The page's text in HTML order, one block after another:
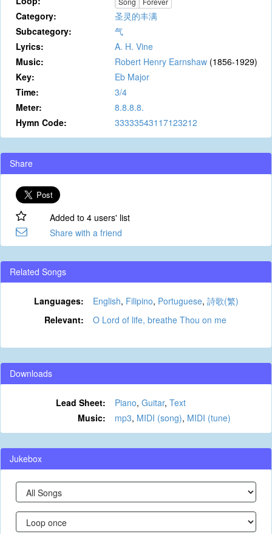
Category:
圣灵的丰满
Subcategory:
气
Lyrics:
A. H. Vine
Music:
Robert Henry Earnshaw (1856-1929)
Key:
Eb Major
Time:
3/4
Meter:
8.8.8.8.
Hymn Code:
33333543117123212
Share
Added to 4 users' list
Share with a friend
Related Songs
Languages: English, Filipino, Portuguese, 詩歌(繁)
Relevant:
O Lord of life, breathe Thou on me
Downloads
Lead Sheet: Piano, Guitar, Text
Music:
mp3, MIDI (song), MIDI (tune)
Jukebox